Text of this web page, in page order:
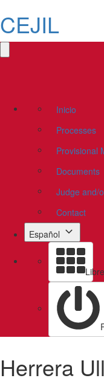
CEJIL
Inicio
Processes
Provisional
Documents
Judge and/
Contact
Español
Herrera